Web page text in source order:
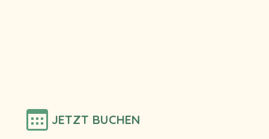
JETZT BUCHEN